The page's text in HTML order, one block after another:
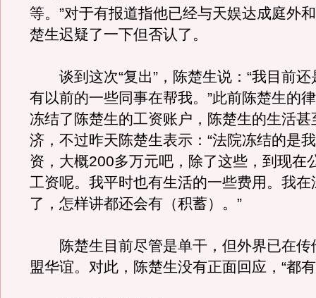
等。”对于有报道指他已经与天娱达成庭外
楚生迟疑了一下但否认了。
谈到这次“复出”，陈楚生说：“我目前还
有以前的一些同事在帮我。”此前陈楚生的
冻结了陈楚生的工资账户，陈楚生的生活甚
济，不过昨天陈楚生表示：“法院冻结的是
资，大概200多万元吧，除了这些，到现在
工资呢。我平时也有生活的一些费用。我在
了，怎样讲都还会有（积蓄）。”
陈楚生目前尽管是单干，但外界已在传
盟华谊。对此，陈楚生没有正面回应，“都